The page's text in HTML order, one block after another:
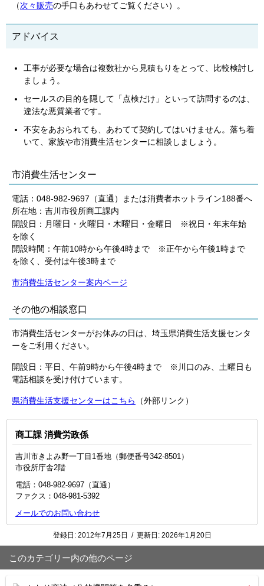
（次々販売の手口もあわせてご覧ください）。
アドバイス
工事が必要な場合は複数社から見積もりをとって、比較検討し
ましょう。
セールスの目的を隠して「点検だけ」といって訪問するのは、
違法な悪質業者です。
不安をあおられても、あわてて契約してはいけません。落ち着
いて、家族や市消費生活センターに相談しましょう。
市消費生活センター
電話：048-982-9697（直通）または消費者ホットライン188番へ
所在地：吉川市役所商工課内
開設日：月曜日 ・火曜日 ・木曜日 ・金曜日 ※祝日・年末年始
を除く
開設時間：午前10時から午後4時まで ※正午から午後1時まで
を除く、受付は午後3時まで
市消費生活センター案内ページ
その他の相談窓口
市消費生活センターがお休みの日は、埼玉県消費生活支援センタ
ーをご利用ください。
開設日：平日、午前9時から午後4時まで ※川口のみ、土曜日も
電話相談を受け付けています。
県消費生活支援センターはこちら （外部リンク）
商工課 消費労政係
吉川市きよみ野一丁目1番地（郵便番号342-8501）
市役所庁舎2階
電話：048-982-9697（直通）
ファクス：048‐981‐5392
メールでのお問い合わせ
登録日: 2012年7月25日 / 更新日: 2026年1月20日
このカテゴリー内の他のページ